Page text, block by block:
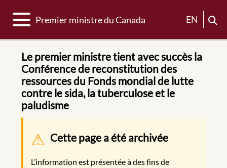
Basculer la navigation
Premier ministre du Canada EN
Le premier ministre tient avec succès la
Conférence de reconstitution des
ressources du Fonds mondial de lutte
contre le sida, la tuberculose et le
paludisme
Message d'avertissement
Cette page a été archivée
L’information est présentée à des fins de